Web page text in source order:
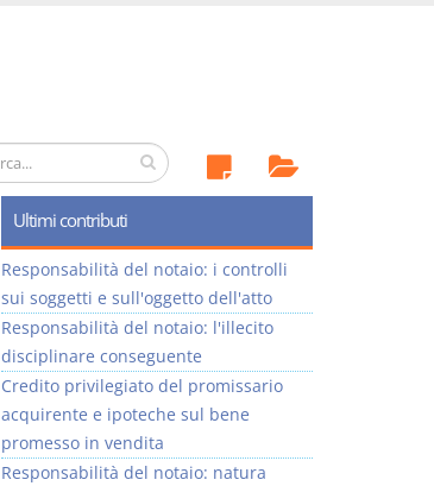
Ultimi contributi
Responsabilità del notaio: i controlli
sui soggetti e sull'oggetto dell'atto
Responsabilità del notaio: l'illecito
disciplinare conseguente
Credito privilegiato del promissario
acquirente e ipoteche sul bene
promesso in vendita
Responsabilità del notaio: natura